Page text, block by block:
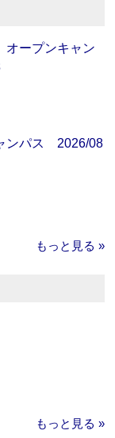
ープンキャン
ンパス 2026/08
もっと見る »
もっと見る »